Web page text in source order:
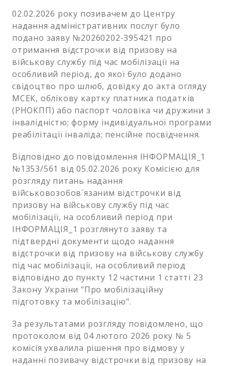
02.02.2026 року позивачем до Центру
надання адміністративних послуг було
подано заяву №20260202-395421 про
отримання відстрочки від призову на
військову службу під час мобілізації на
особливий період, до якої було додано
свідоцтво про шлюб, довідку до акта огляду
МСЕК, облікову картку платника податків
(РНОКПП) або паспорт чоловіка чи дружини з
інвалідністю; форму індивідуальної програми
реабілітації інваліда; пенсійне посвідчення.
Відповідно до повідомлення ІНФОРМАЦІЯ_1
№1353/561 від 05.02.2026 року Комісією для
розгляду питань надання
військовозобов`язаним відстрочки від
призову на військову службу під час
мобілізації, на особливий період при
ІНФОРМАЦІЯ_1 розглянуто заяву та
підтвердні документи щодо надання
відстрочки від призову на військову службу
під час мобілізації, на особливий період
відповідно до пункту 12 частини 1 статті 23
Закону України "Про мобілізаційну
підготовку та мобілізацію".
За результатами розгляду повідомлено, що
протоколом від 04 лютого 2026 pоку № 5
комісія ухвалила рішення про відмову у
наданні позивачу відстрочки від призову на